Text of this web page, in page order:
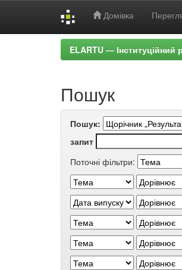
Домівка
ELARTU — Інституційний
Пошук
Пошук:
запит
Поточні фільтри: